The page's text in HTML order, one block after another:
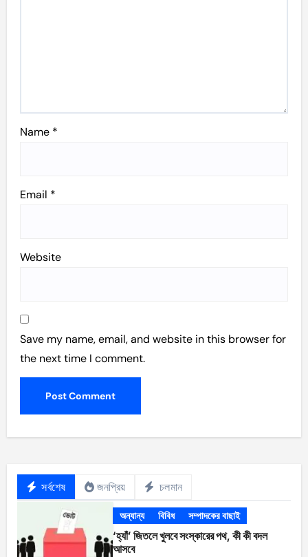
Name *
Email *
Website
Save my name, email, and website in this browser for
the next time I comment.
সর্বশেষ জনপ্রিয় চলমান
অন্যান্য বিবিধ সম্পাদকের বাছাই
‘হ্যাঁ’ জিতলে খুলবে সংস্কারের পথ, কী কী বদল
আসবে